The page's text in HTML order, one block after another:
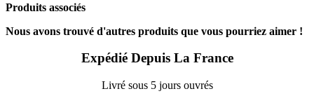
Produits associés
Nous avons trouvé d'autres produits que vous pourriez aimer !
Expédié Depuis La France
Livré sous 5 jours ouvrés